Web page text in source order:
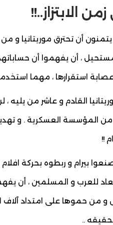
الابتزاز..!!
أن تحترق موريتانيا و
، أن يفهموا أن
استقرارها ، مهما
القادم و عاشر من يليه ،
من المؤسسة العسكرية . و
!!
بيرام و ربطوه بحركة
و من حموها على امتداد
..